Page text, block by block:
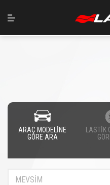
ARAÇ MODELİNE
GÖRE ARA
LASTİK
MEVSİM